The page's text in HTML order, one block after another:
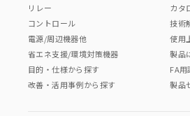
リレー
コントロール
電源/周辺機器他
省エネ支援/環境対策機器
目的・仕様から探す
改善・活用事例から探す
カタ
技術
使用
製品
FA用
製品